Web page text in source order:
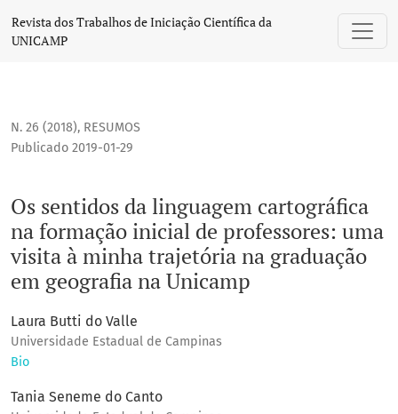
Os sentidos da linguagem cartográfica na formação
Revista dos Trabalhos de Iniciação Científica da
UNICAMP
N. 26 (2018), RESUMOS
Os sentidos da linguagem cartográfica
na formação inicial de professores: uma
visita à minha trajetória na graduação
em geografia na Unicamp
Publicado 2019-01-29
Laura Butti do Valle
Universidade Estadual de Campinas
Bio
Tania Seneme do Canto